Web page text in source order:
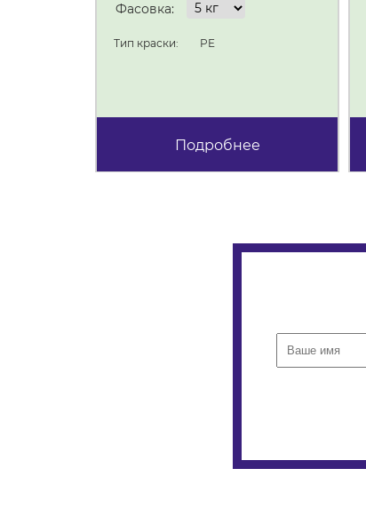
Фасовка:
Тип краски: PE
Подробнее